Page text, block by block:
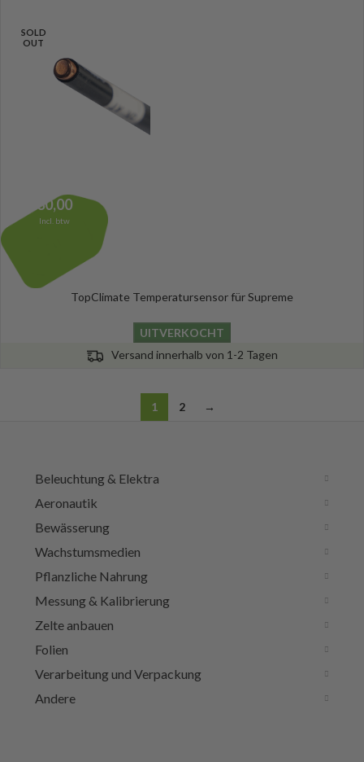
SOLD
OUT
30,00
Incl. btw
TopClimate Temperatursensor für Supreme
UITVERKOCHT
Versand innerhalb von 1-2 Tagen
1 2 →
Beleuchtung & Elektra
Aeronautik
Bewässerung
Wachstumsmedien
Pflanzliche Nahrung
Messung & Kalibrierung
Zelte anbauen
Folien
Verarbeitung und Verpackung
Andere